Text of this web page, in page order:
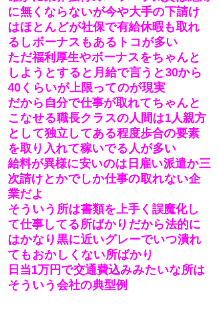
に無くならないが今や大手の下請け
はほとんどが社保で有給休暇も取れ
るしボーナスもあるトコが多い
ただ福利厚生やボーナスをちゃんと
しようとすると月給で言うと30から
40くらいが上限ってのが現実
だから自分で仕事が取れてちゃんと
こなせる職長クラスの人間は1人親方
として独立してある程度歩合の要素
を取り入れて稼いでる人が多い
給料が異様に安いのは日雇い派遣か三
次請けとかでしか仕事の取れない企
業だよ
そういう所は書類を上手く誤魔化し
て仕事してる所ばかりだから法的に
はかなり黒に近いグレーでいつ潰れ
てもおかしくない所ばかり
日当1万円で交通費込みみたいな所は
そういう会社の典型例